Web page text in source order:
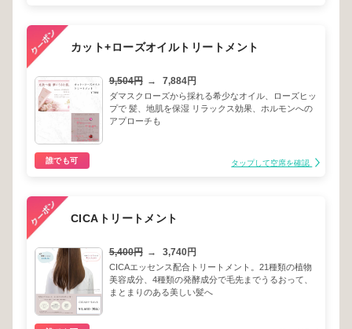
カット+ローズオイルトリートメント
9,504円 → 7,884円
ダマスクローズから採れる希少なオイル、ローズヒッ
プで 髪、地肌を保湿 リラックス効果、ホルモンへの
アプローチも
誰でも可 タップして空席を確認
CICAトリートメント
5,400円 → 3,740円
CICAエッセンス配合トリートメント。21種類の植物
美容成分、4種類の発酵成分で毛先までうるおって、
まとまりのある美しい髪へ